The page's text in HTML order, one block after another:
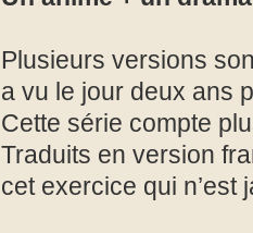
Plusieurs versions
a vu le jour deux ans
Cette série compte
Traduits en version
cet exercice qui n’est